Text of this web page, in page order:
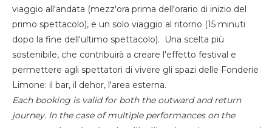
viaggio all'andata (mezz'ora prima dell'orario di inizio del
primo spettacolo), e un solo viaggio al ritorno (15 minuti
dopo la fine dell'ultimo spettacolo). Una scelta più
sostenibile, che contribuirà a creare l'effetto festival e
permettere agli spettatori di vivere gli spazi delle Fonderie
Limone: il bar, il dehor, l'area esterna.
Each booking is valid for both the outward and return
journey. In the case of multiple performances on the